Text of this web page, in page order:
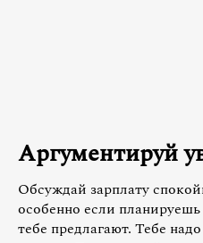
Аргументируй
Обсуждай зарплату
особенно если
тебе предлагают. Тебе